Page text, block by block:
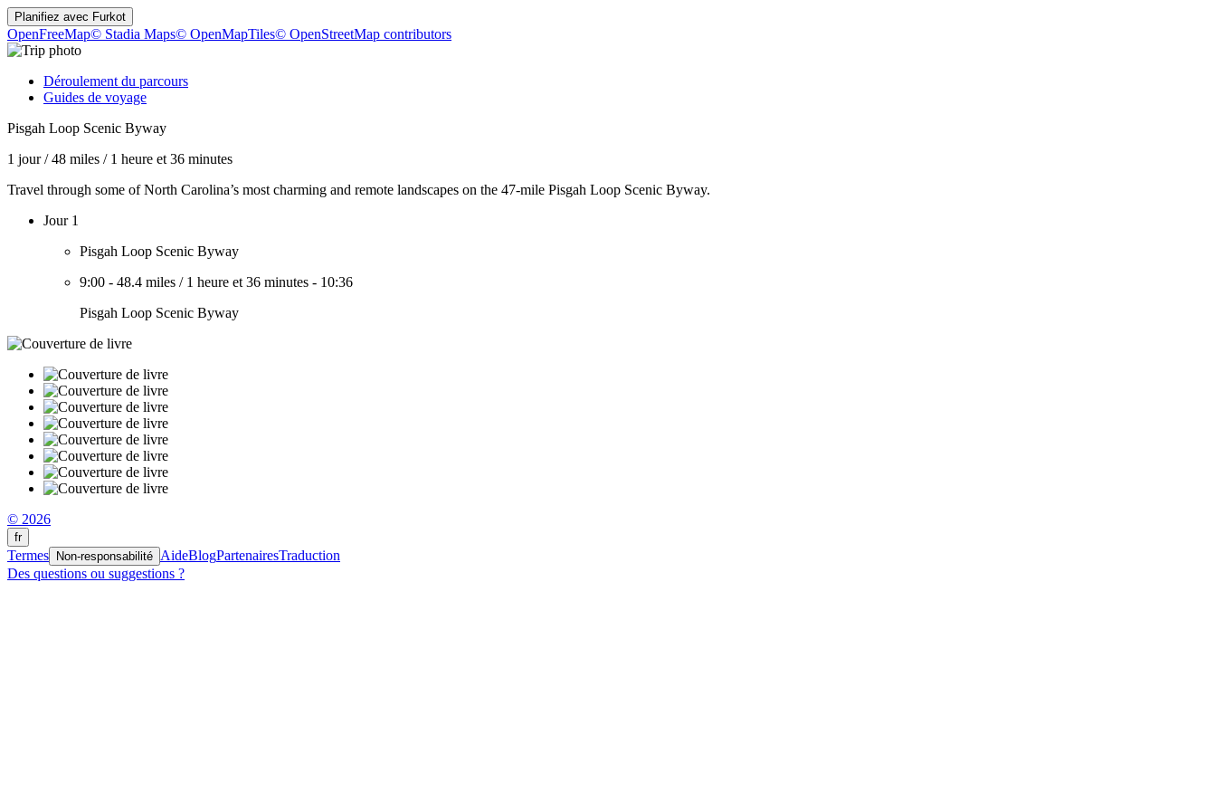
Planifiez avec Furkot
OpenFreeMap© Stadia Maps© OpenMapTiles© OpenStreetMap contributors
Déroulement du parcours
Guides de voyage
Pisgah Loop Scenic Byway
1 jour/48 miles / 1 heure et 36 minutes
Travel through some of North Carolina’s most charming and remote landscapes on the 47-mile Pisgah Loop Scenic Byway.
Jour 1
Pisgah Loop Scenic Byway
9:00 - 48.4 miles / 1 heure et 36 minutes - 10:36
Pisgah Loop Scenic Byway
© 2026
fr
Termes Non-responsabilité AideBlogPartenairesTraduction
Des questions ou suggestions ?